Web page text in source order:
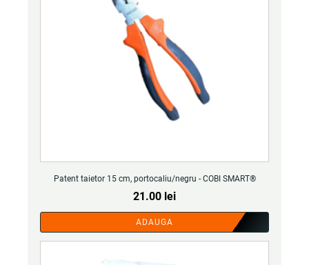
Patent taietor 15 cm, portocaliu/negru - COBI SMART®
21.00 lei
ADAUGA